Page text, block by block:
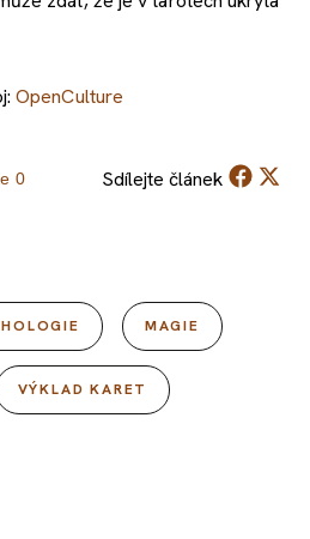
OpenCulture
0 Sdílejte článek
MAGIE
VÝKLAD KARET